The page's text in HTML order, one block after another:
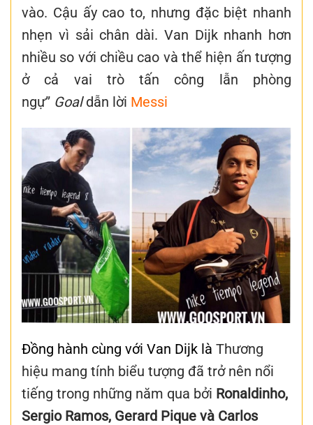
vào. Cậu ấy cao to, nhưng đặc biệt nhanh
nhẹn vì sải chân dài. Van Dijk nhanh hơn
nhiều so với chiều cao và thể hiện ấn tượng
ở cả vai trò tấn công lẫn phòng
ngự” Goal dẫn lời Messi
Đồng hành cùng với Van Dijk là Thương
hiệu mang tính biểu tượng đã trở nên nổi
tiếng trong những năm qua bởi Ronaldinho,
Sergio Ramos, Gerard Pique và Carlos